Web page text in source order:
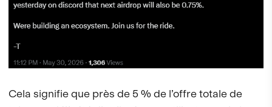
Cela signifie que près de 5 % de l’offre totale de